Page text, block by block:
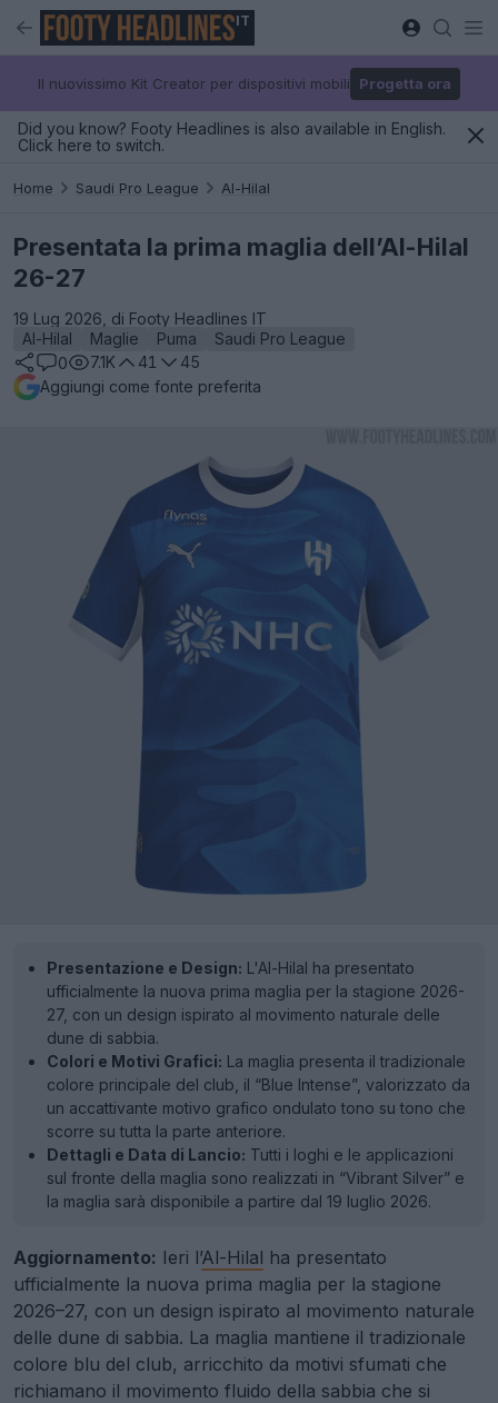
IT
Il nuovissimo Kit Creator per dispositivi mobili Progetta ora
Did you know? Footy Headlines is also available in English.
Click here to switch.
Home Saudi Pro League Al-Hilal
Presentata la prima maglia dell’Al-Hilal
26-27
19 Lug 2026, di Footy Headlines IT
Al-Hilal
Maglie Puma
Saudi Pro League
0
7.1K 41
45
Aggiungi come fonte preferita
Presentazione e Design: L'Al-Hilal ha presentato
ufficialmente la nuova prima maglia per la stagione 2026-
27, con un design ispirato al movimento naturale delle
dune di sabbia.
Colori e Motivi Grafici: La maglia presenta il tradizionale
colore principale del club, il “Blue Intense”, valorizzato da
un accattivante motivo grafico ondulato tono su tono che
scorre su tutta la parte anteriore.
Dettagli e Data di Lancio: Tutti i loghi e le applicazioni
sul fronte della maglia sono realizzati in “Vibrant Silver” e
la maglia sarà disponibile a partire dal 19 luglio 2026.
Aggiornamento: Ieri l’Al-Hilal ha presentato
ufficialmente la nuova prima maglia per la stagione
2026–27, con un design ispirato al movimento naturale
delle dune di sabbia. La maglia mantiene il tradizionale
colore blu del club, arricchito da motivi sfumati che
richiamano il movimento fluido della sabbia che si